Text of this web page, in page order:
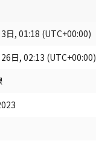
日, 01:18 (UTC+00:00)
日, 02:13 (UTC+00:00)